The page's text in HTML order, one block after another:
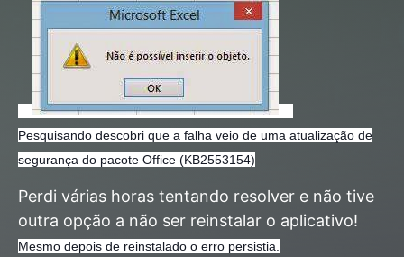
Pesquisando descobri que a falha veio de uma atualização de
segurança do pacote Office (KB2553154)
Perdi várias horas tentando resolver e não tive
outra opção a não ser reinstalar o aplicativo!
Mesmo depois de reinstalado o erro persistia.